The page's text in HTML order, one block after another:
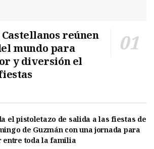
Castellanos reúnen
mundo para
y diversión el
el pistoletazo de salida a las fiestas de
de Guzmán con una jornada para
entre toda la familia